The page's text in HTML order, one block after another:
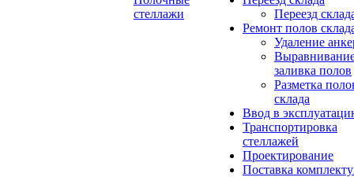
стеллажи
Переезд
Ремонт полов
Удаление
заливка полов
Разметка
склада
Ввод в
Транспортировка
стеллажей
Проектирование
Поставка